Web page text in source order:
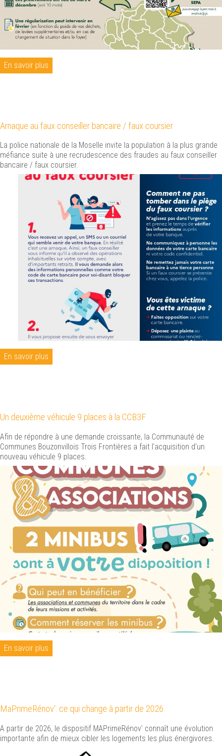
En savoir plus
Arnaque au faux conseiller bancaire / faux coursier
La police nationale de la Moselle invite la population à la plus grande
méfiance suite à une recrudescence des fraudes au faux conseiller
bancaire / faux coursier.
En savoir plus
Un deuxième véhicule 9 places à la CCB3F
Afin de répondre à une demande croissante, la Communauté de
Communes Bouzonvillois Trois Frontières a fait l'acquisition d'un
nouveau véhicule 9 places.
En savoir plus
MaPrimeRénov': ce qui change à partir de 2026
A partir de 2026, le dispositif MAPrimeRénov' connaît une évolution
importante afin de mieux cibler les logements les plus énergivores.